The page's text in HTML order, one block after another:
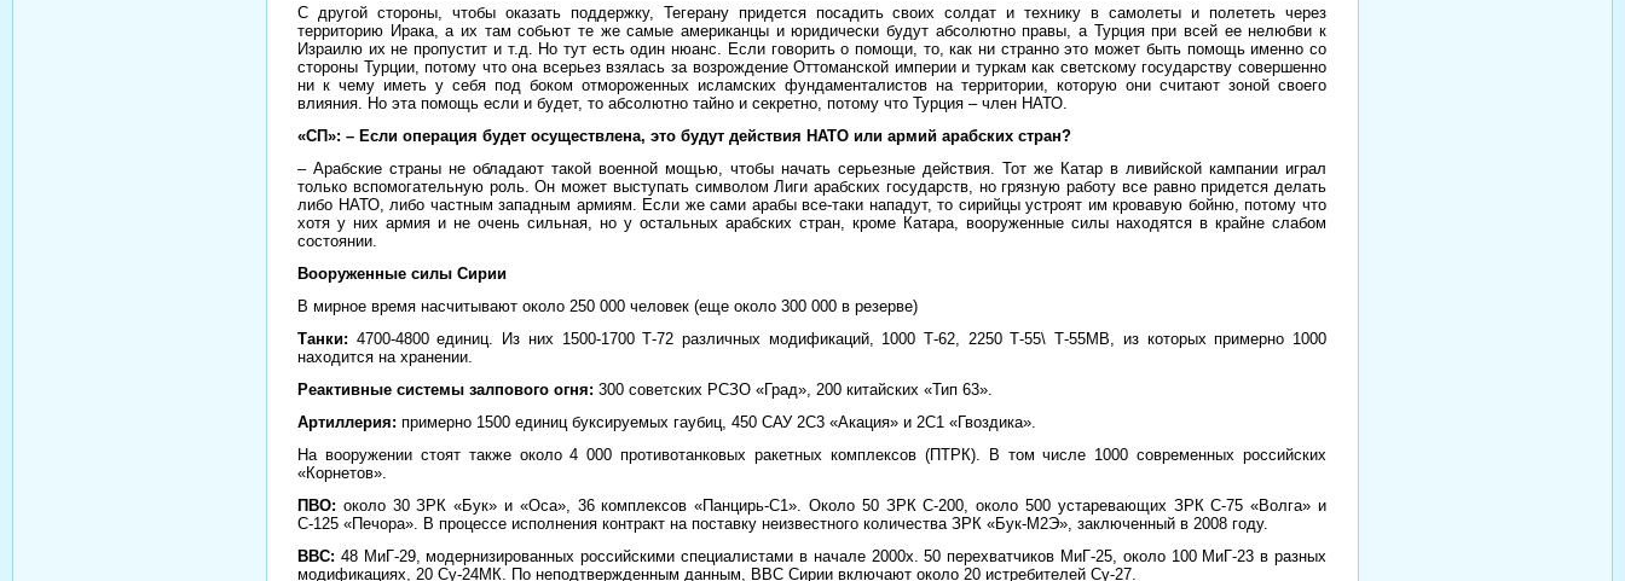
С другой стороны, чтобы оказать поддержку, Тегерану придется посадить своих солдат и технику в самолеты и полететь через
территорию Ирака, а их там собьют те же самые американцы и юридически будут абсолютно правы, а Турция при всей ее нелюбви к
Израилю их не пропустит и т.д. Но тут есть один нюанс. Если говорить о помощи, то, как ни странно это может быть помощь именно со
стороны Турции, потому что она всерьез взялась за возрождение Оттоманской империи и туркам как светскому государству совершенно
ни к чему иметь у себя под боком отмороженных исламских фундаменталистов на территории, которую они считают зоной своего
влияния. Но эта помощь если и будет, то абсолютно тайно и секретно, потому что Турция – член НАТО.
«СП»: – Если операция будет осуществлена, это будут действия НАТО или армий арабских стран?
– Арабские страны не обладают такой военной мощью, чтобы начать серьезные действия. Тот же Катар в ливийской кампании играл
только вспомогательную роль. Он может выступать символом Лиги арабских государств, но грязную работу все равно придется делать
либо НАТО, либо частным западным армиям. Если же сами арабы все-таки нападут, то сирийцы устроят им кровавую бойню, потому что
хотя у них армия и не очень сильная, но у остальных арабских стран, кроме Катара, вооруженные силы находятся в крайне слабом
состоянии.
Вооруженные силы Сирии
В мирное время насчитывают около 250 000 человек (еще около 300 000 в резерве)
Танки: 4700-4800 единиц. Из них 1500-1700 Т-72 различных модификаций, 1000 Т-62, 2250 Т-55\ Т-55МВ, из которых примерно 1000
находится на хранении.
Реактивные системы залпового огня: 300 советских РСЗО «Град», 200 китайских «Тип 63».
Артиллерия: примерно 1500 единиц буксируемых гаубиц, 450 САУ 2С3 «Акация» и 2С1 «Гвоздика».
На вооружении стоят также около 4 000 противотанковых ракетных комплексов (ПТРК). В том числе 1000 современных российских
«Корнетов».
ПВО: около 30 ЗРК «Бук» и «Оса», 36 комплексов «Панцирь-С1». Около 50 ЗРК С-200, около 500 устаревающих ЗРК С-75 «Волга» и
С-125 «Печора». В процессе исполнения контракт на поставку неизвестного количества ЗРК «Бук-М2Э», заключенный в 2008 году.
ВВС: 48 МиГ-29, модернизированных российскими специалистами в начале 2000х. 50 перехватчиков МиГ-25, около 100 МиГ-23 в разных
модификациях, 20 Су-24МК. По неподтвержденным данным, ВВС Сирии включают около 20 истребителей Су-27.